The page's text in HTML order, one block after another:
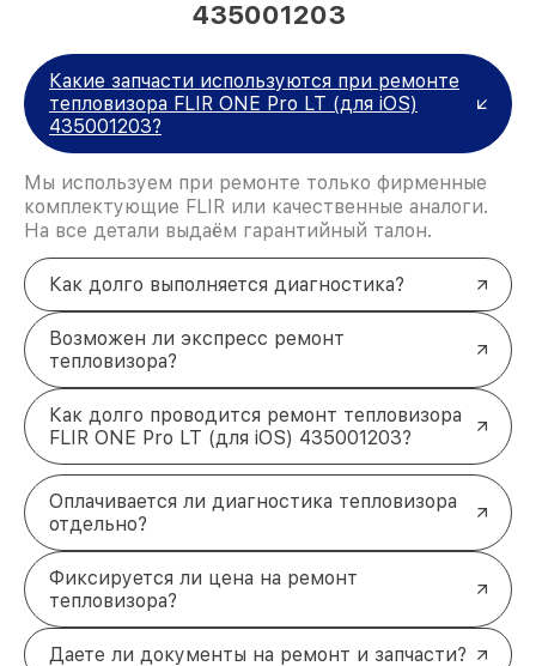
435001203
Какие запчасти используются при ремонте
тепловизора FLIR ONE Pro LT (для iOS)
435001203?
Мы используем при ремонте только фирменные
комплектующие FLIR или качественные аналоги.
На все детали выдаём гарантийный талон.
Как долго выполняется диагностика?
Возможен ли экспресс ремонт
тепловизора?
Как долго проводится ремонт тепловизора
FLIR ONE Pro LT (для iOS) 435001203?
Оплачивается ли диагностика тепловизора
отдельно?
Фиксируется ли цена на ремонт
тепловизора?
Даете ли документы на ремонт и запчасти?